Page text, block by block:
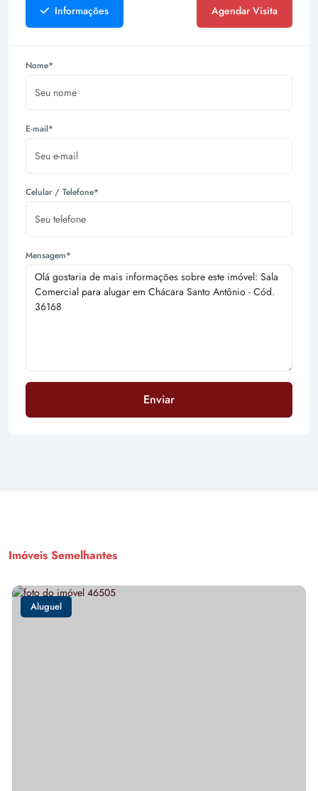
Informações Agendar Visita
Nome*
E-mail*
Celular / Telefone*
Mensagem*
Enviar
Imóveis Semelhantes
Aluguel